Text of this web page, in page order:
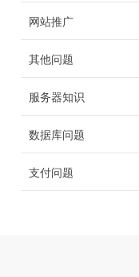
网站推广
其他问题
服务器知识
数据库问题
支付问题